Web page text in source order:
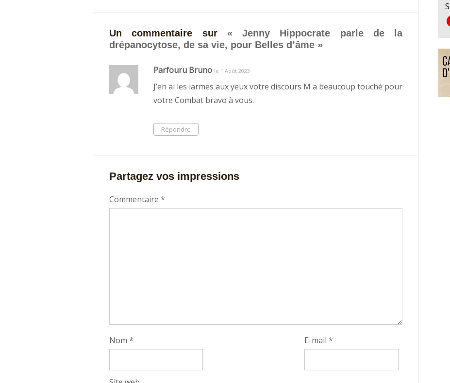
Un commentaire sur « Jenny Hippocrate parle de la
drépanocytose, de sa vie, pour Belles d’âme »
Parfouru Bruno le 1 Août 2023
J’en ai les larmes aux yeux votre discours M a beaucoup touché pour
votre Combat bravo à vous.
Répondre
Partagez vos impressions
Commentaire *
Nom * E-mail*